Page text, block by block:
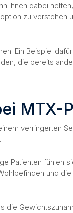
Ihnen dabei
zu verstehen
Ein Beispiel
die bereits
MTX-
verringerten
Patienten fühlen
und